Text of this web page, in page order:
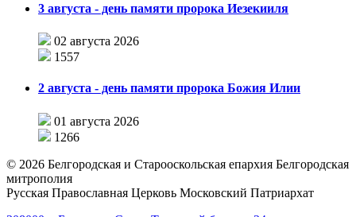
3 августа - день памяти пророка Иезекииля
02 августа 2026
1557
2 августа - день памяти пророка Божия Илии
01 августа 2026
1266
© 2026 Белгородская и Старооскольская епархия Белгородская
митрополия
Русская Православная Церковь Московский Патриархат